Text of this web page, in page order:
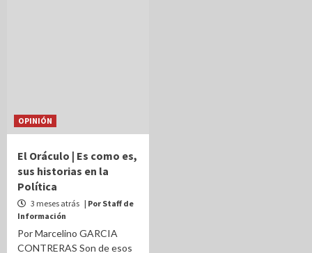
OPINIÓN
El Oráculo | Es como es,
sus historias en la
Política
3 meses atrás | Por Staff de
Información
Por Marcelino GARCIA
CONTRERAS Son de esos